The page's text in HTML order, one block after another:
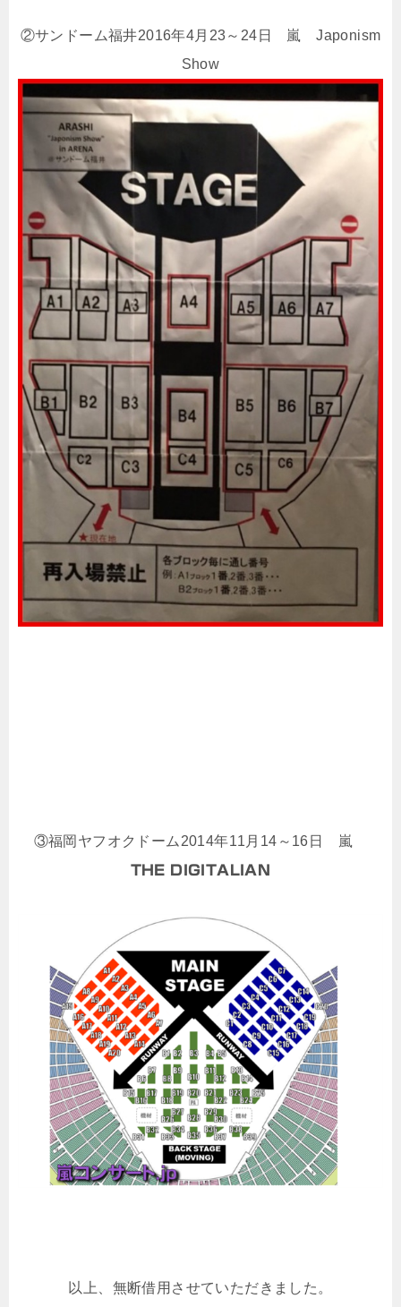
②サンドーム福井2016年4月23～24日 嵐 Japonism
Show
③福岡ヤフオクドーム2014年11月14～16日 嵐
THE DIGITALIAN
以上、無断借用させていただきました。